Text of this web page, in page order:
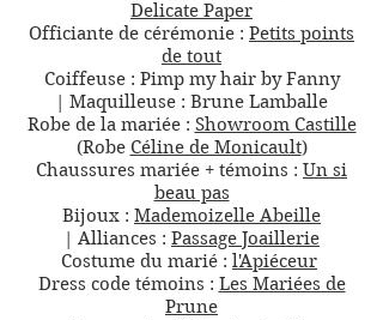
Delicate Paper
Officiante de cérémonie : Petits points
de tout
Coiffeuse : Pimp my hair by Fanny
| Maquilleuse : Brune Lamballe
Robe de la mariée : Showroom Castille
(Robe Céline de Monicault)
Chaussures mariée + témoins : Un si
beau pas
Bijoux : Mademoizelle Abeille
| Alliances : Passage Joaillerie
Costume du marié : l'Apiéceur
Dress code témoins : Les Mariées de
Prune